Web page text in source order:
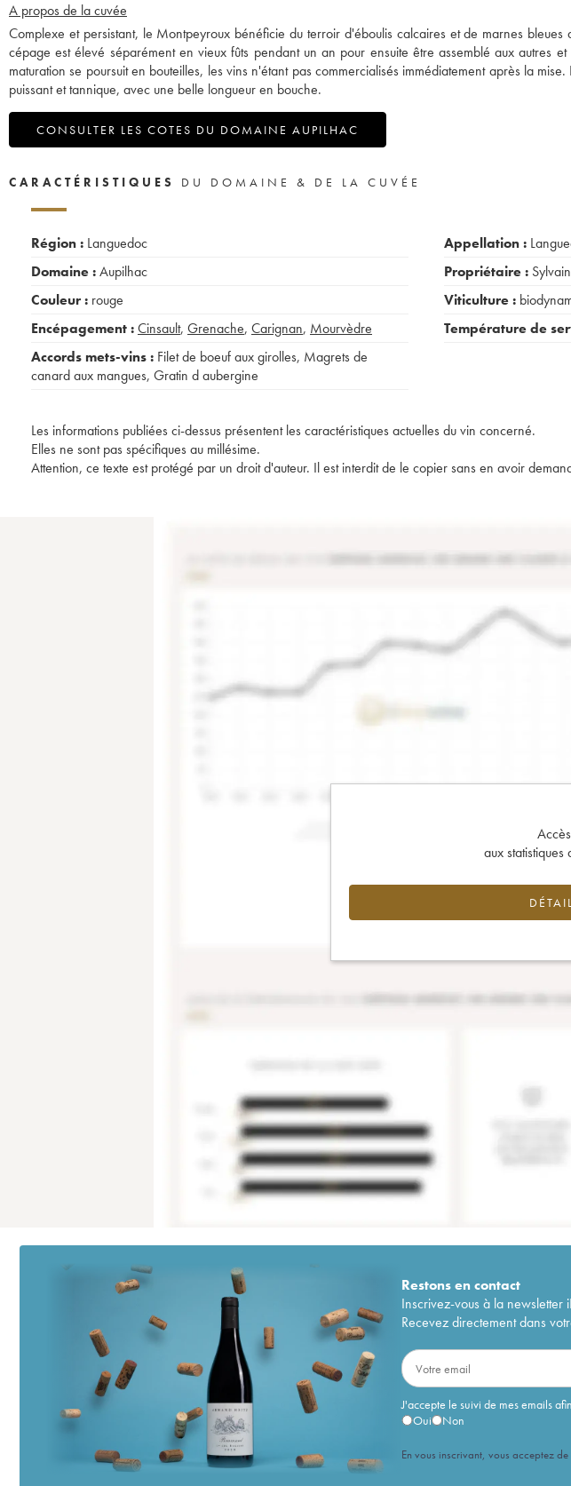
A propos de la cuvée
Complexe et persistant, le Montpeyroux bénéficie du terroir d'éboulis calcaires et de marnes
cépage est élevé séparément en vieux fûts pendant un an pour ensuite être assemblé aux autres
maturation se poursuit en bouteilles, les vins n'étant pas commercialisés immédiatement après la
puissant et tannique, avec une belle longueur en bouche.
CONSULTER LES COTES DU DOMAINE AUPILHAC
CARACTÉRISTIQUES
DU DOMAINE & DE LA CUVÉE
Région : Languedoc
Domaine :Aupilhac
Couleur : rouge
Encépagement :Cinsault, Grenache, Carignan, Mourvèdre
Accords mets-vins : Filet de boeuf aux girolles, Magrets de
canard aux mangues, Gratin d aubergine
Appellation :
Propriétaire :
Viticulture :
Température de
Les informations publiées ci-dessus présentent les caractéristiques actuelles du vin concerné.
Elles ne sont pas spécifiques au millésime.
Attention, ce texte est protégé par un droit d'auteur. Il est interdit de le copier sans en avoir
aux
Restons encontact
Inscrivez-vous à la
Recevez directement dans
J'accepte le suivi de mes emails
Oui
Non
En vous inscrivant, vous acceptez